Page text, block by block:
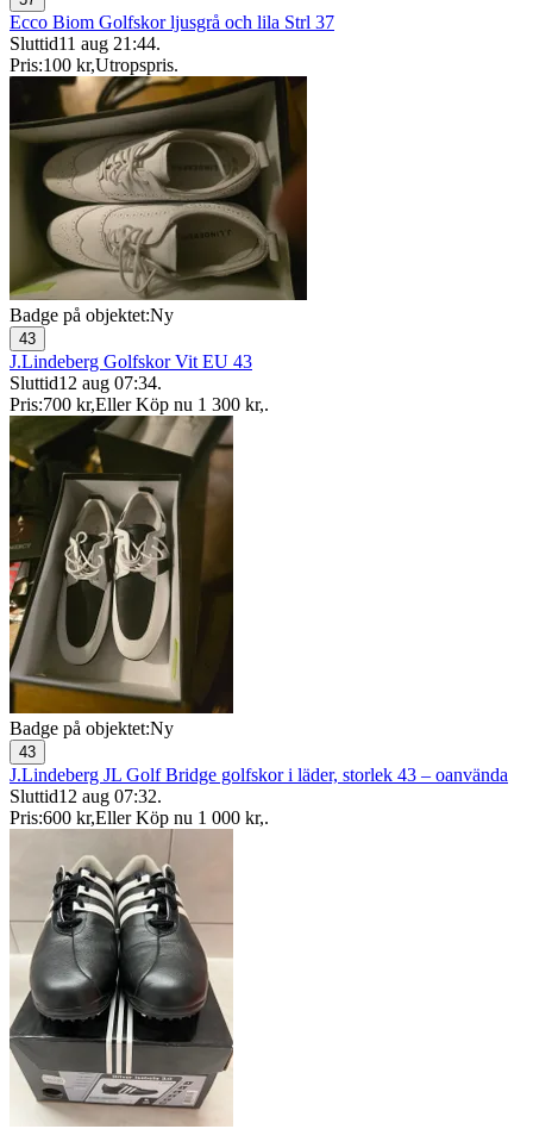
Ecco Biom Golfskor ljusgrå och lila Strl 37
Sluttid11 aug 21:44.
Pris:100 kr,Utropspris.
Badge på objektet:Ny
43
J.Lindeberg Golfskor Vit EU 43
Sluttid12 aug 07:34.
Pris:700 kr,Eller Köp nu 1 300 kr,.
Badge på objektet:Ny
43
J.Lindeberg JL Golf Bridge golfskor i läder, storlek 43 – oanvända
Sluttid12 aug 07:32.
Pris:600 kr,Eller Köp nu 1 000 kr,.